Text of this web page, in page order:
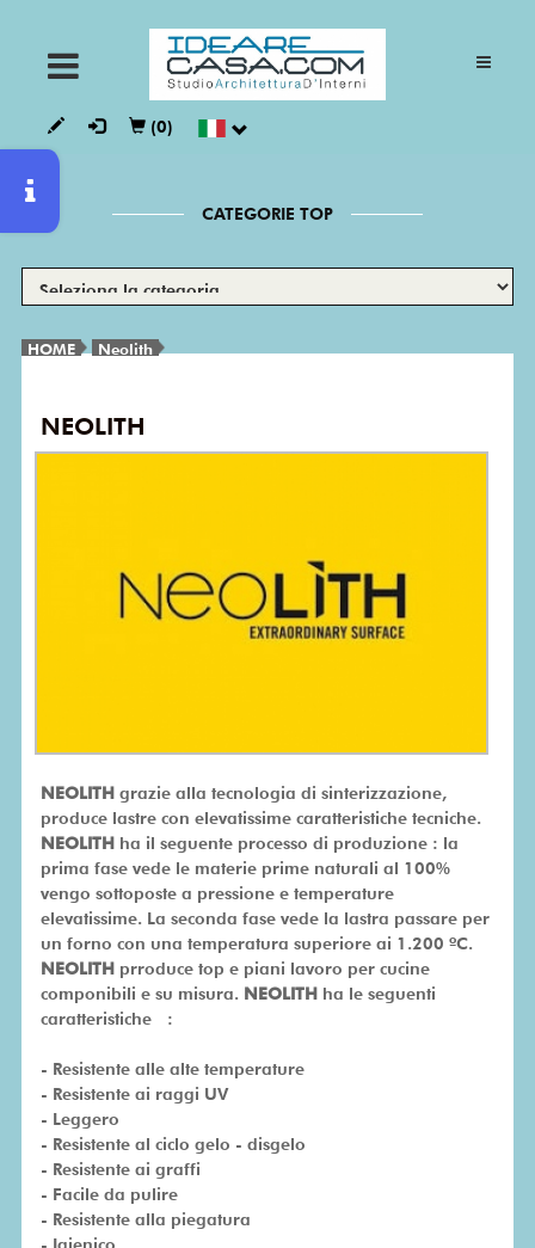
BAGNI
PROMO
(0)
CATEGORIE TOP
HOME Neolith
NEOLITH
NEOLITH grazie alla tecnologia di sinterizzazione,
produce lastre con elevatissime caratteristiche tecniche.
NEOLITH ha il seguente processo di produzione : la
prima fase vede le materie prime naturali al 100%
vengo sottoposte a pressione e temperature
elevatissime. La seconda fase vede la lastra passare per
un forno con una temperatura superiore ai 1.200 ºC.
NEOLITH prroduce top e piani lavoro per cucine
componibili e su misura. NEOLITH ha le seguenti
caratteristiche :
- Resistente alle alte temperature
- Resistente ai raggi UV
- Leggero
- Resistente al ciclo gelo - disgelo
- Resistente ai graffi
- Facile da pulire
- Resistente alla piegatura
- Igienico